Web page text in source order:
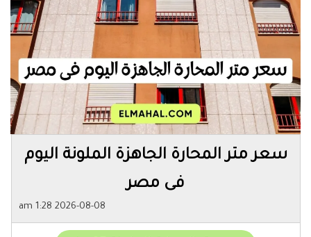
سعر متر المحارة الجاهزة الملونة اليوم
فى مصر
2026-08-08 1:28 am